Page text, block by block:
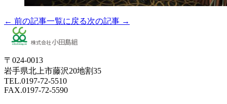
← 前の記事一覧に戻る次の記事 →
〒024-0013
岩手県北上市藤沢20地割35
TEL.0197-72-5510
FAX.0197-72-5590